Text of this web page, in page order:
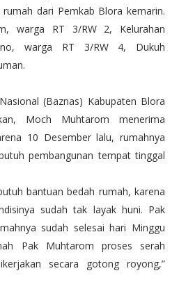
dari Pemkab Blora kemarin.
warga RT 3/RW 2, Kelurahan
warga RT 3/RW 4, Dukuh
(Baznas) Kabupaten Blora
Moch Muhtarom menerima
10 Desember lalu, rumahnya
pembangunan tempat tinggal
bantuan bedah rumah, karena
sudah tak layak huni. Pak
sudah selesai hari Minggu
Pak Muhtarom proses serah
secara gotong royong,”